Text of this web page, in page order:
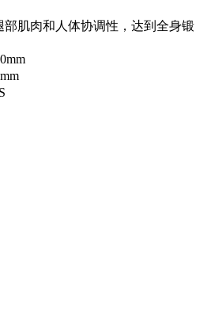
肌肉和人体协调性，达到全身锻